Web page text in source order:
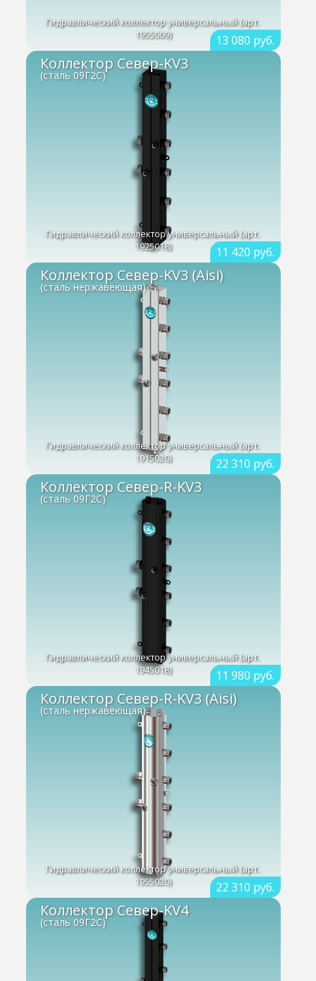
13 080 руб.
Гидравлический коллектор универсальный (арт.
1955009)
11 420 руб.
Коллектор Север-KV3
(сталь 09Г2С)
Гидравлический коллектор универсальный (арт.
1925018)
22 310 руб.
Коллектор Север-KV3 (Aisi)
(сталь нержавеющая)
Гидравлический коллектор универсальный (арт.
1915020)
11 980 руб.
Коллектор Север-R-KV3
(сталь 09Г2С)
Гидравлический коллектор универсальный (арт.
1945018)
22 310 руб.
Коллектор Север-R-KV3 (Aisi)
(сталь нержавеющая)
Гидравлический коллектор универсальный (арт.
1955020)
Коллектор Север-KV4
(сталь 09Г2С)